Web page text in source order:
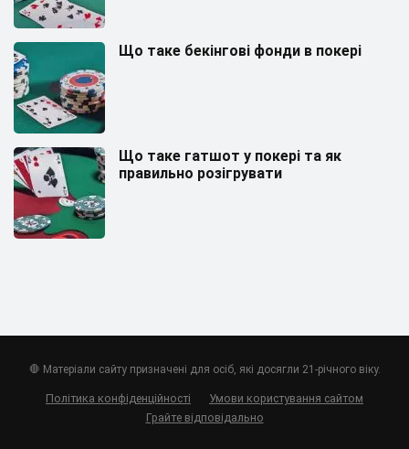
Що таке бекінгові фонди в покері
Що таке гатшот у покері та як
правильно розігрувати
🛑 Матеріали сайту призначені для осіб, які досягли 21-річного віку.
Політика конфіденційності
Умови користування сайтом
Грайте відповідально